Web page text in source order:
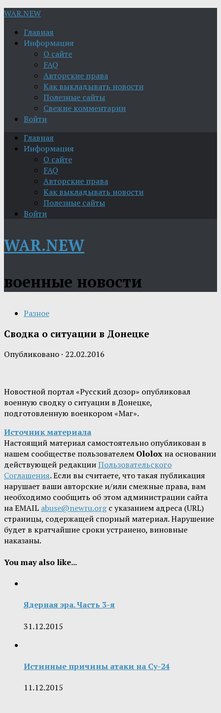
WAR.NEW
Главная
Информация
О сайте
FAQ
Авторские права
Как выкладывать новости
Полезные сайты
Свежие комментарии
Войти
Главная
Информация
О сайте
FAQ
Авторские права
Как выкладывать новости
Полезные сайты
Войти
WAR.NEW
военные новости
Разное
Сводка о ситуации в Донецке
Опубликовано · 22.02.2016
Новостной портал «Русский дозор» опубликовал
военную сводку о ситуации в Донецке,
подготовленную военкором «Маг».
Источник материала
Настоящий материал самостоятельно опубликован в
нашем сообществе пользователем Ololox на основании
действующей редакцииПользовательского
Соглашения. Если вы считаете, что такая публикация
нарушает ваши авторские и/или смежные права, вам
необходимо сообщить об этом администрации сайта
на EMAIL abuse@newru.orgс указанием адреса (URL)
страницы, содержащей спорный материал. Нарушение
будет в кратчайшие сроки устранено, виновные
наказаны.
You may also like...
Ядерная эра. Часть 3-я
31.12.2015
Истинные причины атаки на Су-24
11.12.2015